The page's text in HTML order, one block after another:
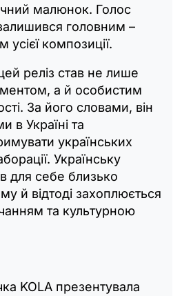
малюнок. Голос
головним –
композиції.
реліз став не лише
а й особистим
За його словами, він
в Україні та
українських
Українську
для себе близько
й відтоді захоплюється
та культурною
KOLA презентувала